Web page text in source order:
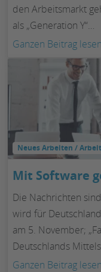
den Arbeitsmarkt
als „Generation Y“…
Ganzen Beitrag lesen
Neues Arbeiten /
Mit Software
Die Nachrichten
wird für
am 5. November;
Deutschlands
Ganzen Beitrag lesen